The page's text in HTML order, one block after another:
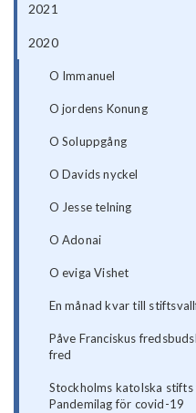
2021
2020
O Immanuel
O jordens Konung
O Soluppgång
O Davids nyckel
O Jesse telning
O Adonai
O eviga Vishet
En månad kvar till
Påve Franciskus
fred
Stockholms katolska
Pandemilag för covid-19